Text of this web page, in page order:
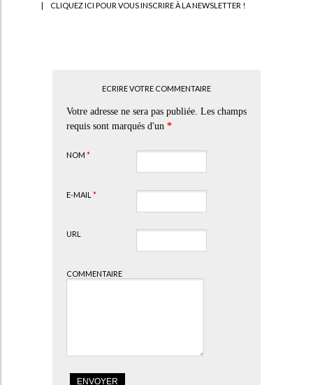
|
CLIQUEZ ICI POUR VOUS INSCRIRE À LA NEWSLETTER !
ECRIRE VOTRE COMMENTAIRE
Votre adresse ne sera pas publiée. Les champs
requis sont marqués d'un *
NOM *
E-MAIL *
URL
COMMENTAIRE